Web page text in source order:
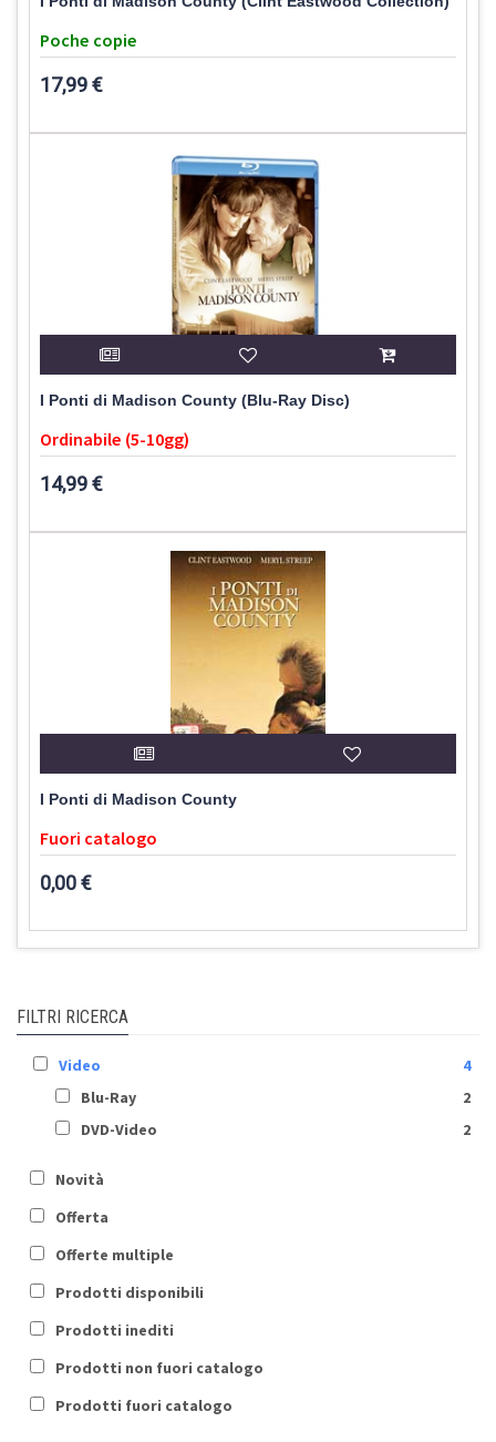
Poche copie
17,99 €
I Ponti di Madison County (Blu-Ray Disc)
Ordinabile (5-10gg)
14,99 €
I Ponti di Madison County
Fuori catalogo
0,00 €
FILTRI RICERCA
Video
4
Blu-Ray
2
DVD-Video
2
Novità
Offerta
Offerte multiple
Prodotti disponibili
Prodotti inediti
Prodotti non fuori catalogo
Prodotti fuori catalogo